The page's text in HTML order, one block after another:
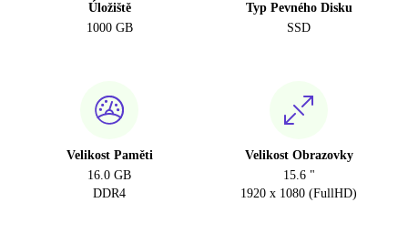
Úložiště
1000 GB
Typ Pevného Disku
SSD
Velikost Paměti
16.0 GB
DDR4
Velikost Obrazovky
15.6 "
1920 x 1080 (FullHD)